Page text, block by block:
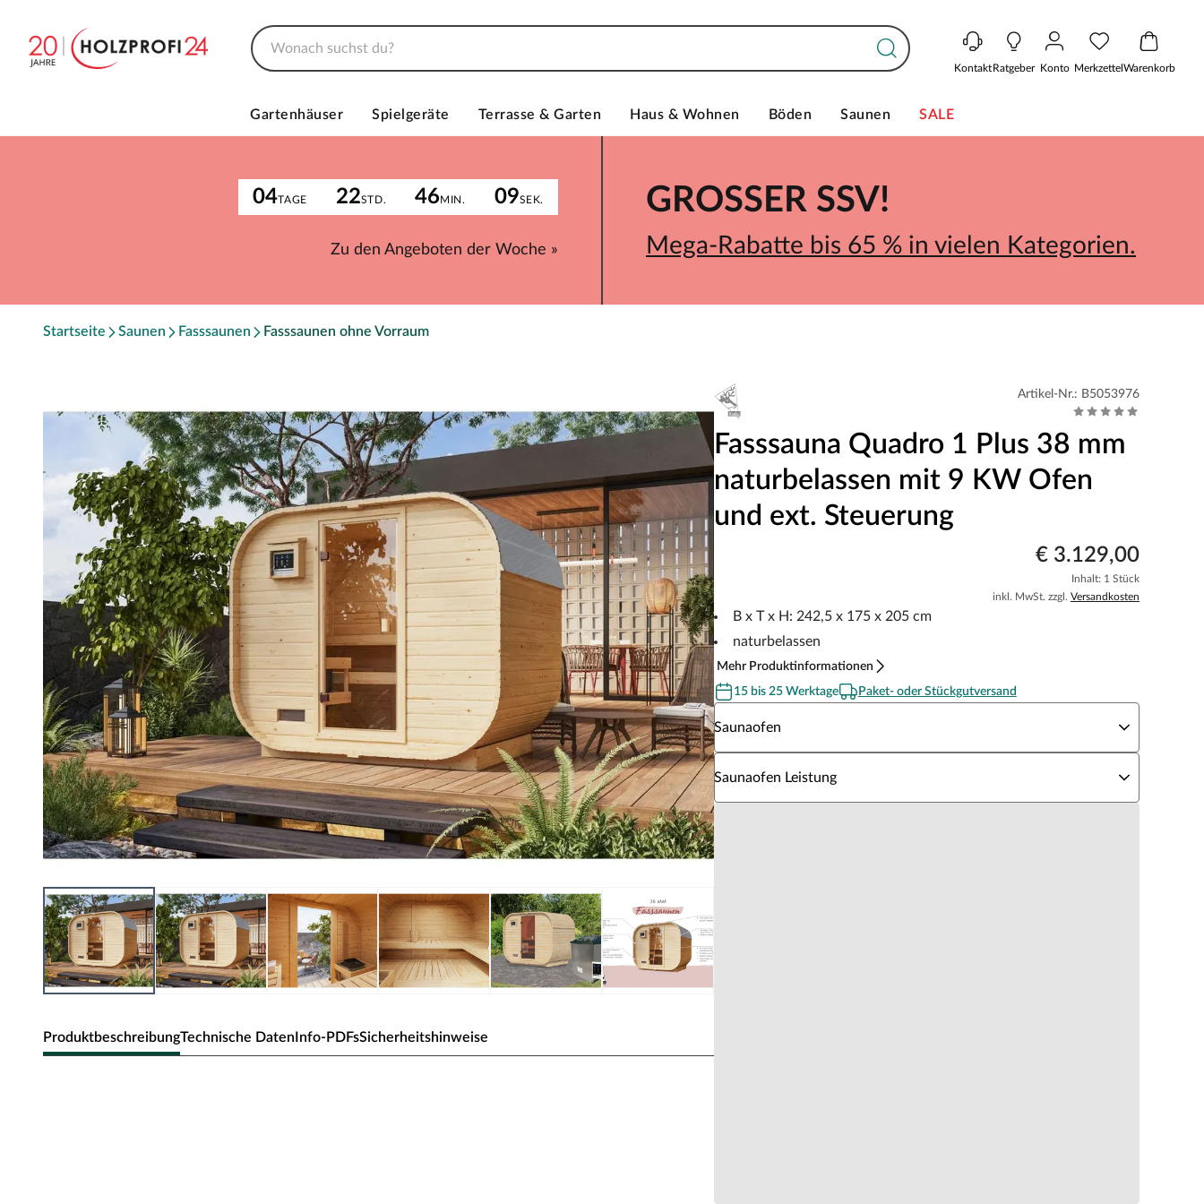
KontaktRatgeber Konto MerkzettelWarenkorb
Gartenhäuser Spielgeräte Terrasse & Garten Haus & Wohnen Böden Saunen SALE
04TAGE 22STD. 46MIN. 09SEK.
Zu den Angeboten der Woche »
GROSSER SSV!
Mega-Rabatte bis 65 % in vielen Kategorien.
Startseite Saunen Fasssaunen Fasssaunen ohne Vorraum
ProduktbeschreibungTechnische DatenInfo-PDFsSicherheitshinweise
Artikel-Nr.: B5053976
Fasssauna Quadro 1 Plus 38 mm
naturbelassen mit 9 KW Ofen
und ext. Steuerung
€ 3.129,00
Inhalt: 1 Stück
inkl. MwSt. zzgl. Versandkosten
B x T x H: 242,5 x 175 x 205 cm
naturbelassen
Mehr Produktinformationen
15 bis 25 Werktage
Paket- oder Stückgutversand
Wähle eine Saunaofen
Saunaofen
Wähle eine Saunaofen Leistung
Saunaofen Leistung